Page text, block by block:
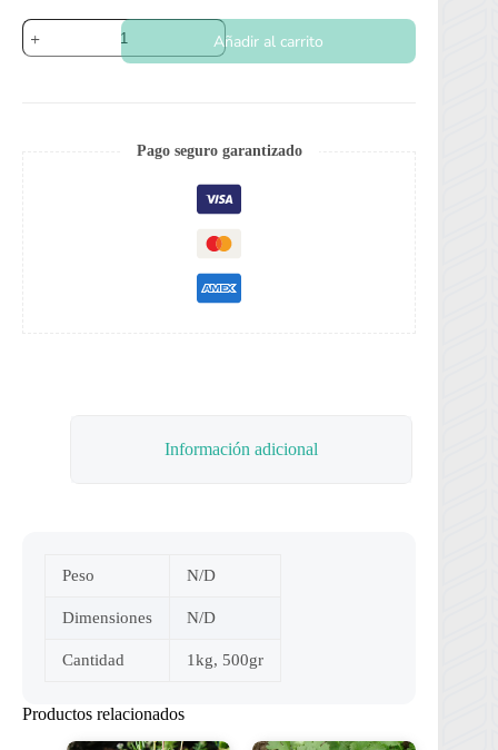
Zapallo
Redondo
Añadir al carrito
Pago seguro garantizado
Información adicional
Peso N/D
Dimensiones N/D
Cantidad 1kg, 500gr
Productos relacionados